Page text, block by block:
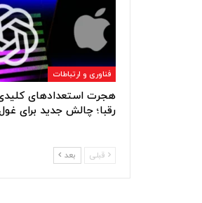
فناوری و ارتباطات
هجرت استعدادهای
رقبا؛ چالش جدید برای
قبلی بعد